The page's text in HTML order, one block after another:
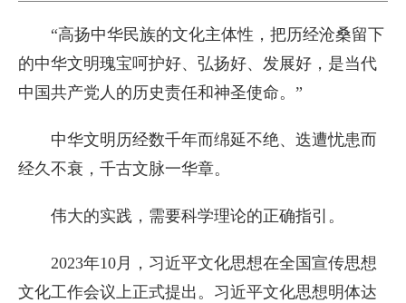
“高扬中华民族的文化主体性，把历经沧桑留下
的中华文明瑰宝呵护好、弘扬好、发展好，是当代
中国共产党人的历史责任和神圣使命。”
中华文明历经数千年而绵延不绝、迭遭忧患而
经久不衰，千古文脉一华章。
伟大的实践，需要科学理论的正确指引。
2023年10月，习近平文化思想在全国宣传思想
文化工作会议上正式提出。习近平文化思想明体达